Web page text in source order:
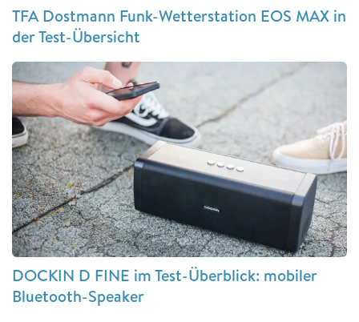
TFA Dostmann Funk-Wetterstation EOS MAX in
der Test-Übersicht
DOCKIN D FINE im Test-Überblick: mobiler
Bluetooth-Speaker